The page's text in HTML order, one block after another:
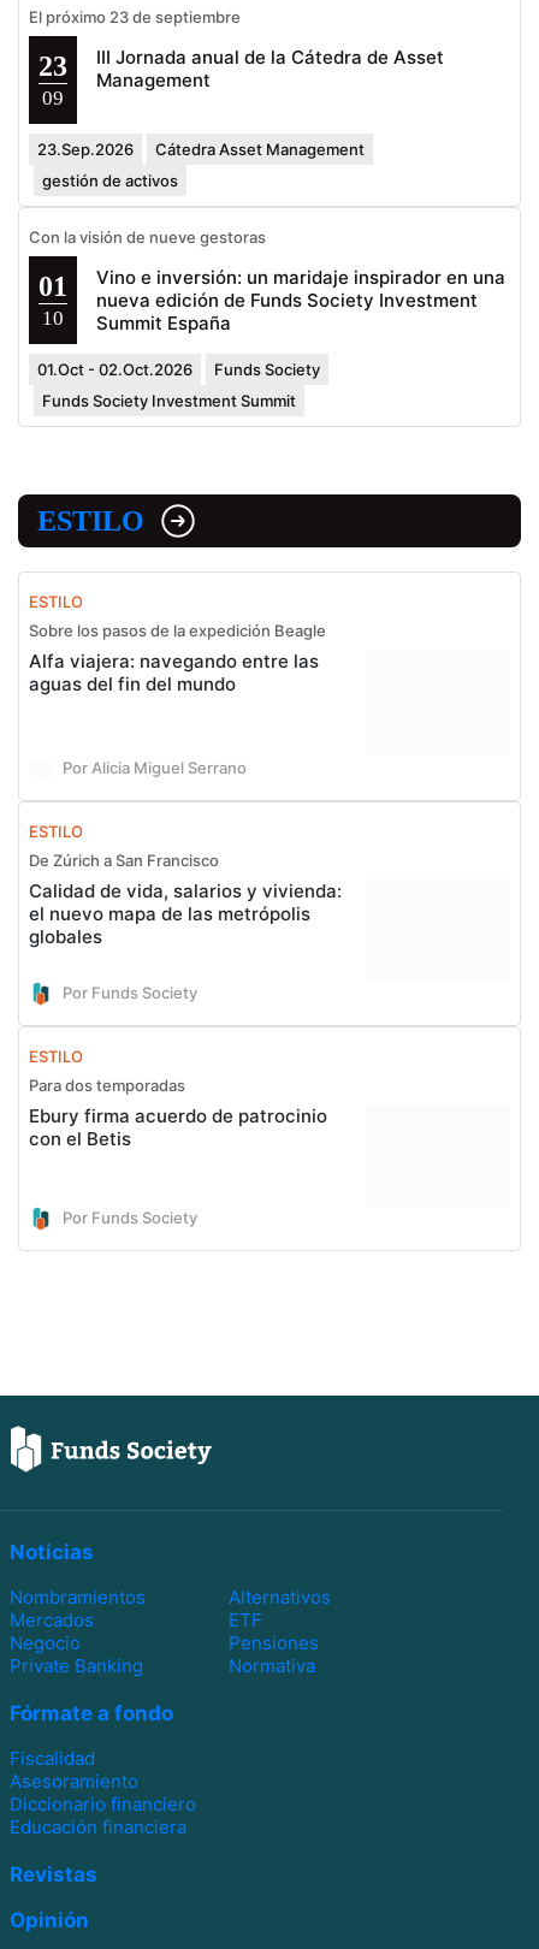
El próximo 23 de septiembre
23
09
III Jornada anual de la Cátedra de Asset
Management
23.Sep.2026
Cátedra Asset Management
gestión de activos
Con la visión de nueve gestoras
01
10
Vino e inversión: un maridaje inspirador en una
nueva edición de Funds Society Investment
Summit España
01.Oct - 02.Oct.2026
Funds Society
Funds Society Investment Summit
ESTILO
ESTILO
Sobre los pasos de la expedición Beagle
Alfa viajera: navegando entre las
aguas del fin del mundo
Por Alicia Miguel Serrano
ESTILO
De Zúrich a San Francisco
Calidad de vida, salarios y vivienda:
el nuevo mapa de las metrópolis
globales
Por Funds Society
ESTILO
Para dos temporadas
Ebury firma acuerdo de patrocinio
con el Betis
Por Funds Society
Noticias
Nombramientos
Alternativos
Mercados
ETF
Negocio
Pensiones
Private Banking
Normativa
Fórmate a fondo
Fiscalidad
Asesoramiento
Diccionario financiero
Educación financiera
Revistas
Opinión